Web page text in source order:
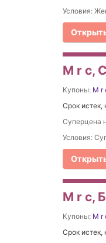
Условия:
M r c,
Купоны: M r
Срок истек,
Суперцена
Условия:
M r c,
Купоны: M r
Срок истек,